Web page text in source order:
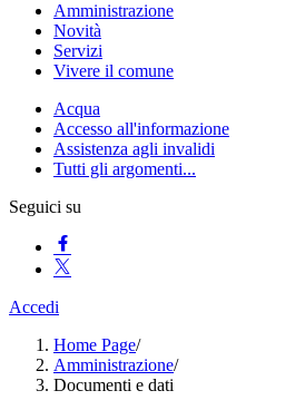
Amministrazione
Novità
Servizi
Vivere il comune
Acqua
Accesso all'informazione
Assistenza agli invalidi
Tutti gli argomenti...
Seguici su
Accedi
Home Page/
Amministrazione/
Documenti e dati